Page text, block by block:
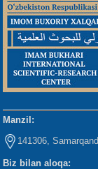
Manzil:
141306,
Biz bilan aloqa: